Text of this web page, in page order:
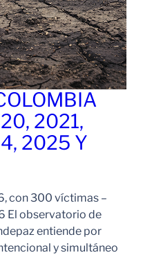
2021,
2025 Y
con 300 víctimas –
El observatorio de
entiende por
y simultáneo